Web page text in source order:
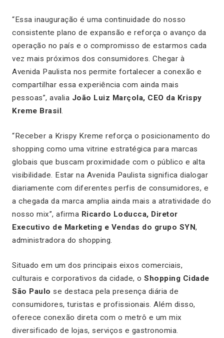
“Essa inauguração é uma continuidade do nosso
consistente plano de expansão e reforça o avanço da
operação no país e o compromisso de estarmos cada
vez mais próximos dos consumidores. Chegar à
Avenida Paulista nos permite fortalecer a conexão e
compartilhar essa experiência com ainda mais
pessoas”, avalia João Luiz Marçola, CEO da Krispy
Kreme Brasil .
“Receber a Krispy Kreme reforça o posicionamento do
shopping como uma vitrine estratégica para marcas
globais que buscam proximidade com o público e alta
visibilidade. Estar na Avenida Paulista significa dialogar
diariamente com diferentes perfis de consumidores, e
a chegada da marca amplia ainda mais a atratividade do
nosso mix”, afirma Ricardo Loducca, Diretor
Executivo de Marketing e Vendas do grupo SYN,
administradora do shopping.
Situado em um dos principais eixos comerciais,
culturais e corporativos da cidade, o Shopping Cidade
São Paulo se destaca pela presença diária de
consumidores, turistas e profissionais. Além disso,
oferece conexão direta com o metrô e um mix
diversificado de lojas, serviços e gastronomia.